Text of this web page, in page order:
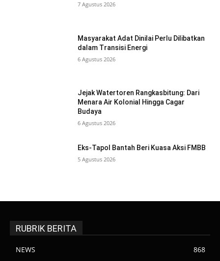
7 Agustus 2026
Masyarakat Adat Dinilai Perlu Dilibatkan
dalam Transisi Energi
6 Agustus 2026
Jejak Watertoren Rangkasbitung: Dari
Menara Air Kolonial Hingga Cagar
Budaya
6 Agustus 2026
Eks-Tapol Bantah Beri Kuasa Aksi FMBB
5 Agustus 2026
RUBRIK BERITA
NEWS
868